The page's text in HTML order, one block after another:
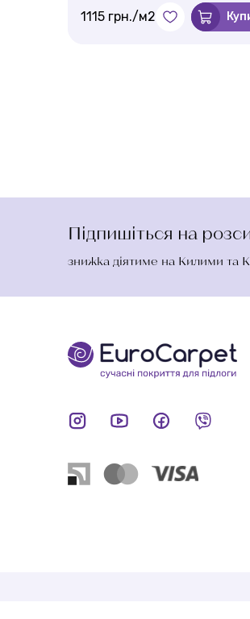
1115 грн./м2
Підпишіться на
знижка діятиме на Килими та